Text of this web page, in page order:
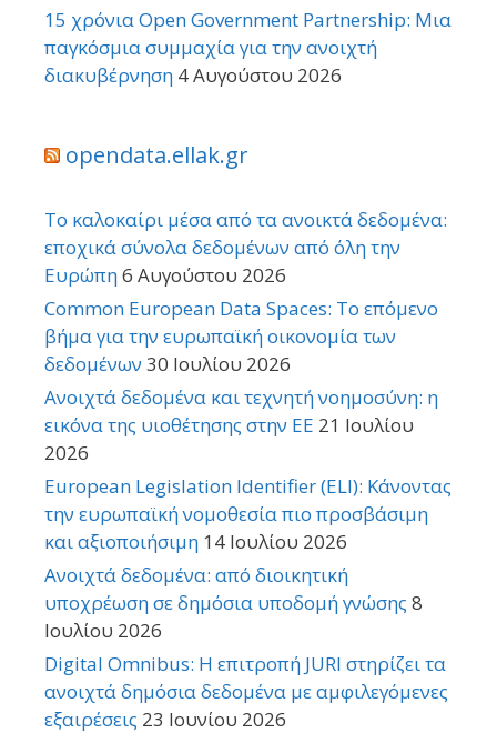
15 χρόνια Open Government Partnership: Μια
παγκόσμια συμμαχία για την ανοιχτή
διακυβέρνηση 4 Αυγούστου 2026
opendata.ellak.gr
Το καλοκαίρι μέσα από τα ανοικτά δεδομένα:
εποχικά σύνολα δεδομένων από όλη την
Ευρώπη6 Αυγούστου 2026
Common European Data Spaces: Το επόμενο
βήμα για την ευρωπαϊκή οικονομία των
δεδομένων 30 Ιουλίου 2026
Ανοιχτά δεδομένα και τεχνητή νοημοσύνη: η
εικόνα της υιοθέτησης στην ΕΕ 21 Ιουλίου
2026
European Legislation Identifier (ELI): Κάνοντας
την ευρωπαϊκή νομοθεσία πιο προσβάσιμη
και αξιοποιήσιμη 14 Ιουλίου 2026
Ανοιχτά δεδομένα: από διοικητική
υποχρέωση σε δημόσια υποδομή γνώσης 8
Ιουλίου 2026
Digital Omnibus: Η επιτροπή JURI στηρίζει τα
ανοιχτά δημόσια δεδομένα με αμφιλεγόμενες
εξαιρέσεις 23 Ιουνίου 2026